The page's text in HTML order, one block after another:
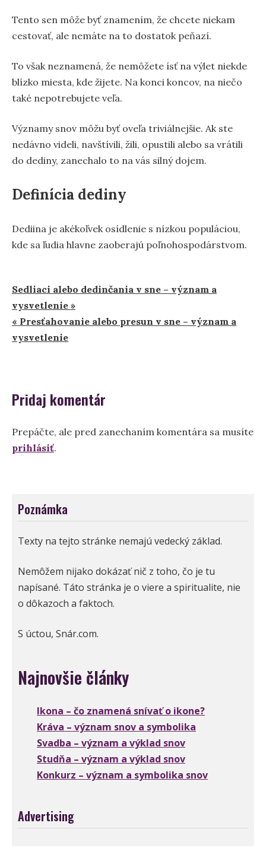
Tento sen môže byť znamením, že chcete niekam
cestovať, ale nemáte na to dostatok peňazí.
To však neznamená, že nemôžete ísť na výlet niekde
blízko miesta, kde žijete. Na konci koncov, na niečo
také nepotrebujete veľa.
Významy snov môžu byť oveľa triviálnejšie. Ak ste
nedávno videli, navštívili, žili, opustili alebo sa vrátili
do dediny, zanechalo to na vás silný dojem.
Definícia dediny
Dediina je akékoľvek osídlenie s nízkou populáciou,
kde sa ľudia hlavne zaoberajú poľnohospodárstvom.
Navigácia
v
článku
Sedliaci alebo dedinčania v sne – význam a
vysvetlenie »
« Presťahovanie alebo presun v sne – význam a
vysvetlenie
Pridaj komentár
Prepáčte, ale pred zanechaním komentára sa musíte
prihlásiť.
Poznámka
Texty na tejto stránke nemajú vedecký základ.
Nemôžem nijako dokázať nič z toho, čo je tu
napísané. Táto stránka je o viere a spiritualite, nie
o dôkazoch a faktoch.
S úctou, Snár.com.
Najnovšie články
Ikona – čo znamená snívať o ikone?
Kráva – význam snov a symbolika
Svadba – význam a výklad snov
Studňa – význam a výklad snov
Konkurz – význam a symbolika snov
Advertising